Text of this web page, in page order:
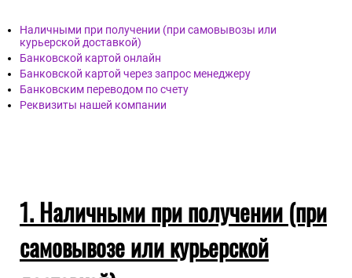
Наличными при получении (при самовывозы или
курьерской доставкой)
Банковской картой онлайн
Банковской картой через запрос менеджеру
Банковским переводом по счету
Реквизиты нашей компании
1. Наличными при получении (при
самовывозе или курьерской